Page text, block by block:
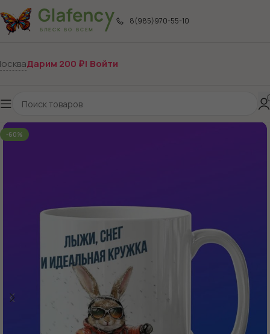
8(985)970-55-10
Дарим 200 ₽! Войти
-60%